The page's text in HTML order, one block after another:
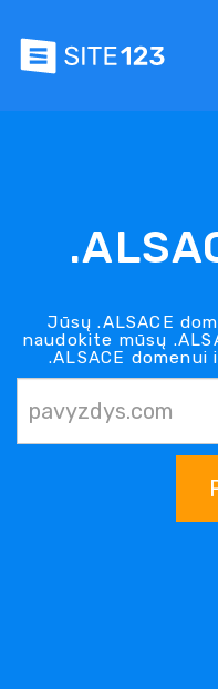
Jūsų .ALSACE
naudokite mūsų
.ALSACE